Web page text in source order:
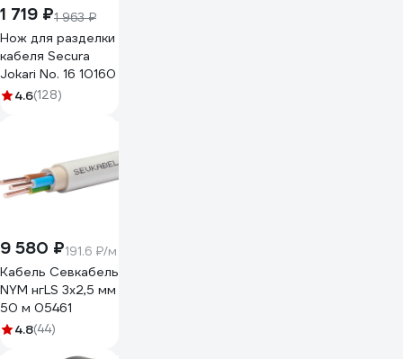
1 719 ₽1 963 ₽
Нож для разделки
кабеля Secura
Jokari No. 16 10160
4.6(128)
9 580 ₽191.6 ₽/м
Кабель Севкабель
NYM нгLS 3х2,5 мм
50 м 05461
4.8(44)